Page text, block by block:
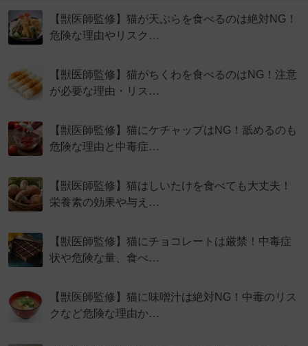
【獣医師監修】猫が天ぷらを食べるのは絶対NG！
危険な理由やリスク…
【獣医師監修】猫がちくわを食べるのはNG！注意
が必要な理由・リス…
【獣医師監修】猫にケチャップはNG！舐めるのも
危険な理由と中毒症…
【獣医師監修】猫はしいたけを食べても大丈夫！
栄養素の効果や与え…
【獣医師監修】猫にチョコレートは厳禁！中毒症
状や危険な量、食べ…
【獣医師監修】猫に味噌汁は絶対NG！中毒のリス
クなど危険な理由か…